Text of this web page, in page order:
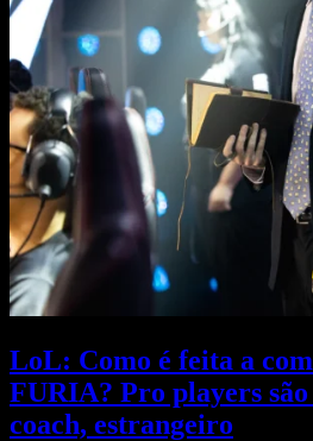
LoL: Como é feita a
FURIA? Pro players
coach, estrangeiro